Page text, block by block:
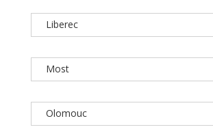
Liberec
Most
Olomouc